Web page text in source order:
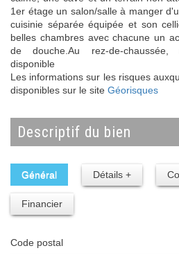
1er étage un salon/salle à manger
cuisinie séparée équipée et son
belles chambres avec chacune un
de douche.Au rez-de-
disponible
Les informations sur les risques
disponibles sur le site Géorisques
descriptif du bien
Général Détails +
Financier
Code postal